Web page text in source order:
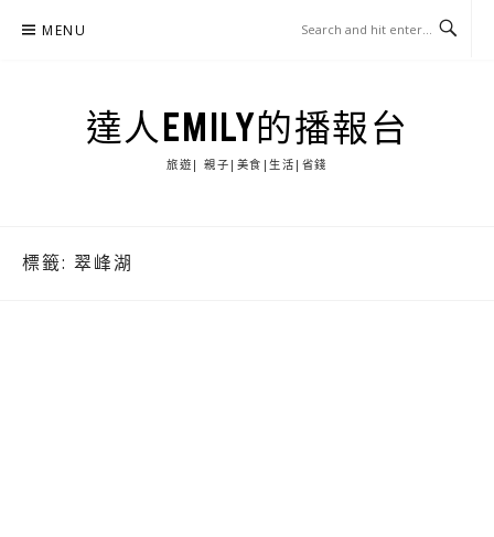
MENU
達人EMILY的播報台
旅遊| 親子|美食|生活|省錢
標籤: 翠峰湖